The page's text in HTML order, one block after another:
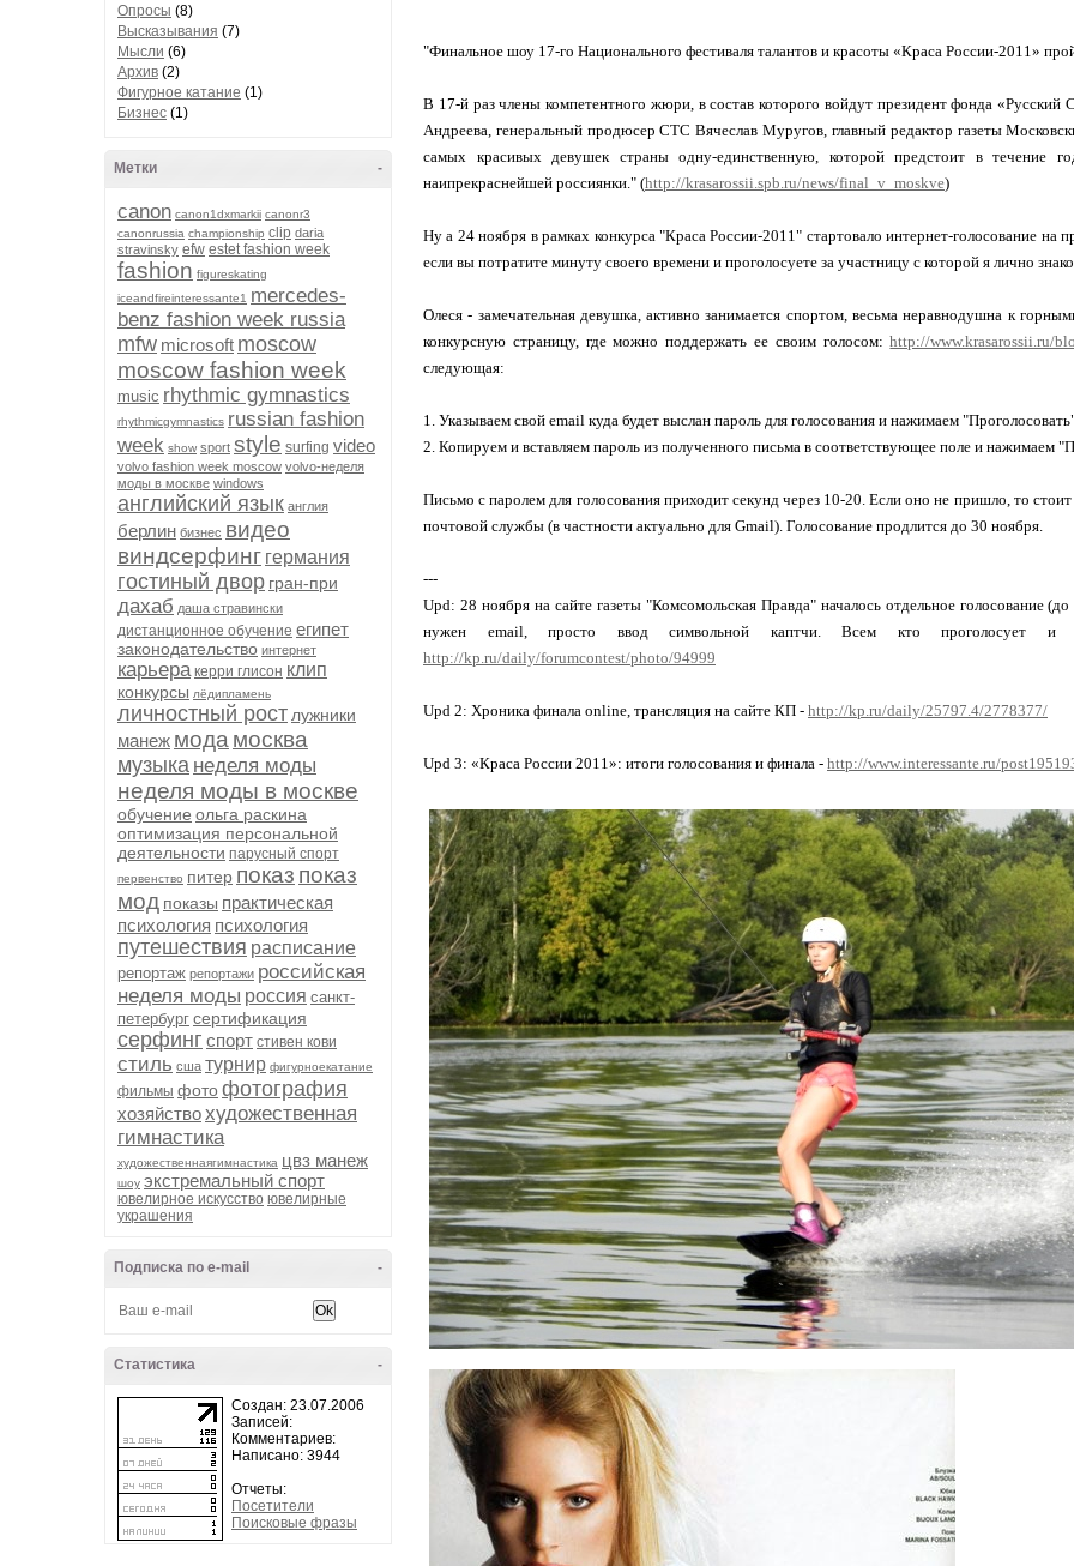
Опросы (8)
Высказывания (7)
Мысли (6)
Архив (2)
Фигурное катание (1)
Бизнес (1)
-
Метки
canon canon1dxmarkii canonr3
canonrussia championship clip daria
stravinsky efw estet fashion week
fashion figureskating
iceandfireinteressante1 mercedes-
benz fashion week russia
mfw microsoft moscow
moscow fashion week
music rhythmic gymnastics
rhythmicgymnastics russian fashion
week show sport style surfing video
volvo fashion week moscow volvo-неделя
моды в москве windows
английский язык англия
берлин бизнес видео
виндсерфинг германия
гостиный двор гран-при
дахаб даша стравински
дистанционное обучение египет
законодательство интернет
карьера керри глисон клип
конкурсы лёдипламень
личностный рост лужники
манеж мода москва
музыка неделя моды
неделя моды в москве
обучение ольга раскина
оптимизация персональной
деятельности парусный спорт
первенство питер показ показ
мод показы практическая
психология психология
путешествия расписание
репортаж репортажи российская
неделя моды россия санкт-
петербург сертификация
серфинг спорт стивен кови
стиль сша турнир фигурноекатание
фильмы фотофотография
хозяйствохудожественная
гимнастика
художественнаягимнастика цвз манеж
шоу экстремальный спорт
ювелирное искусство ювелирные
украшения
-
Подписка по e-mail
-
Статистика
Создан: 23.07.2006
Записей:
Комментариев:
Написано: 3944
Отчеты:
Посетители
Поисковые фразы
"Финальное шоу 17-го Национального фестиваля талантов и красоты «Краса России-2011»
В 17-й раз члены компетентного жюри, в состав которого войдут президент фонда «Русский
Андреева, генеральный продюсер СТС Вячеслав Муругов, главный редактор газеты
самых красивых девушек страны одну-единственную, которой предстоит в течение
наипрекраснейшей россиянки." (http://krasarossii.spb.ru/news/final_v_moskve)
Ну а 24 ноября в рамках конкурса "Краса России-2011" стартовало интернет-голосование на
если вы потратите минуту своего времени и проголосуете за участницу с которой я лично
Олеся - замечательная девушка, активно занимается спортом, весьма неравнодушна к
конкурсную страницу, где можно поддержать ее своим голосом:http://www.krasarossii.ru/
следующая:
1. Указываем свой email куда будет выслан пароль для голосования и нажимаем
2. Копируем и вставляем пароль из полученного письма в соответствующее поле и нажимаем
Письмо с паролем для голосования приходит секунд через 10-20. Если оно не пришло, то
почтовой службы (в частности актуально для Gmail). Голосование продлится до 30 ноября.
---
Upd: 28 ноября на сайте газеты "Комсомольская Правда" началось отдельное голосование
нужен email, просто ввод символьной каптчи. Всем кто проголосует
http://kp.ru/daily/forumcontest/photo/94999
Upd 2: Хроника финала online, трансляция на сайте КП - http://kp.ru/daily/25797.4/2778377/
Upd 3: «Краса России 2011»: итоги голосования и финала - http://www.interessante.ru/